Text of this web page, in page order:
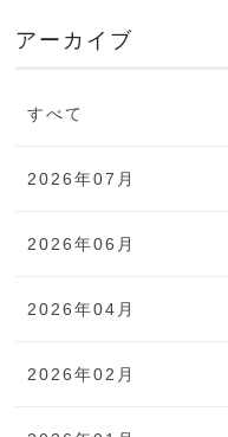
アーカイブ
すべて
2026年07月
2026年06月
2026年04月
2026年02月